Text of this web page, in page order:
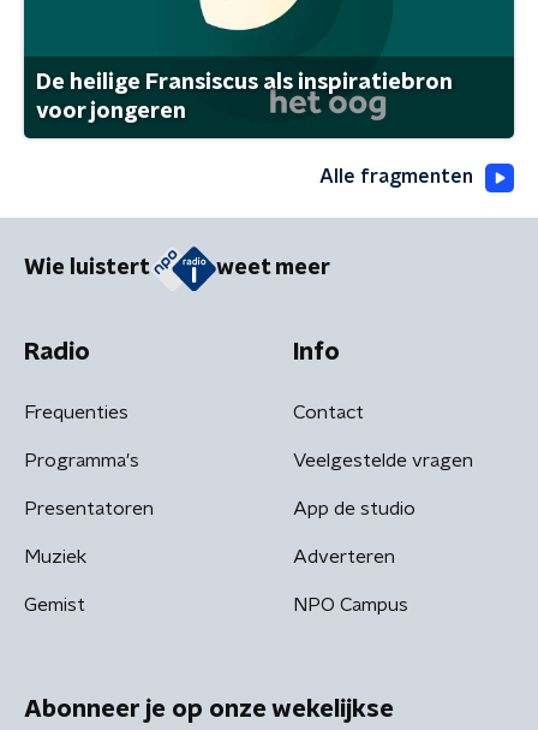
De heilige Fransiscus als inspiratiebron
voor jongeren
Alle fragmenten
Wie luistert weet meer
Radio
Frequenties
Programma's
Presentatoren
Muziek
Gemist
Info
Contact
Veelgestelde vragen
App de studio
Adverteren
NPO Campus
Abonneer je op onze wekelijkse